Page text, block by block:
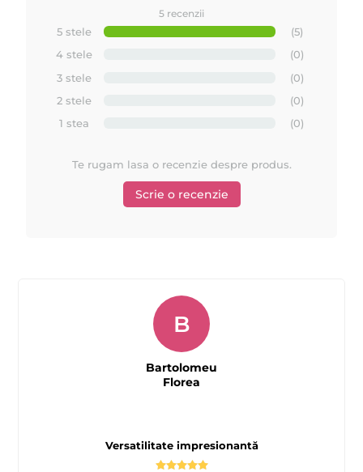
5 recenzii
5 stele
(5)
4 stele
(0)
3 stele
(0)
2 stele
(0)
1 stea
(0)
Te rugam lasa o recenzie despre produs.
Scrie o recenzie
Versatilitate impresionantă
B
Bartolomeu
Florea